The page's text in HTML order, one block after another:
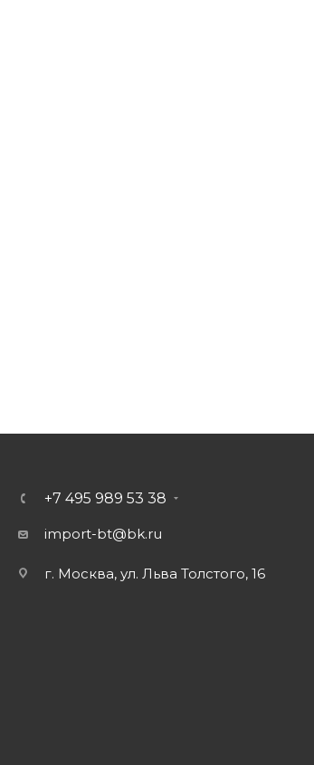
+7 495 989 53 38
import-bt@bk.ru
г. Москва, ул. Льва Толстого, 16